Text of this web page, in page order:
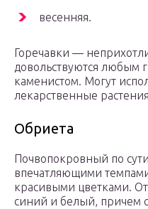
весенняя.
Горечавки —
довольствуются любым
каменистом. Могут
лекарственные
Обриета
Почвопокровный по
впечатляющими
красивыми цветками.
синий и белый, причем